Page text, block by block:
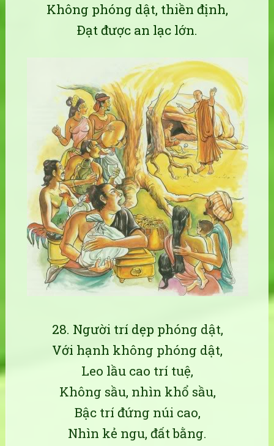
Không phóng dật, thiền định,
Ðạt được an lạc lớn.
28. Người trí dẹp phóng dật,
Với hạnh không phóng dật,
Leo lầu cao trí tuệ,
Không sầu, nhìn khổ sầu,
Bậc trí đứng núi cao,
Nhìn kẻ ngu, đất bằng.